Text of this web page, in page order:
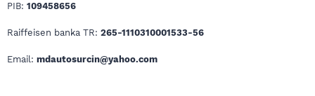
PIB: 109458656
Raiffeisen banka TR: 265-1110310001533-56
Email: mdautosurcin@yahoo.com